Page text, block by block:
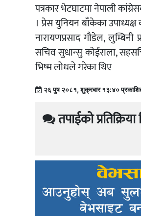
पत्रकार भेटघाटमा नेपाली
। प्रेस युनियन बाँकेका
नारायणप्रसाद गौडेल,
सचिव सुधान्सु कोईराला,
भिष्म लोधले गरेका थिए
२६ पुष २०८१, शुक्रबार १३:४०
तपाईको